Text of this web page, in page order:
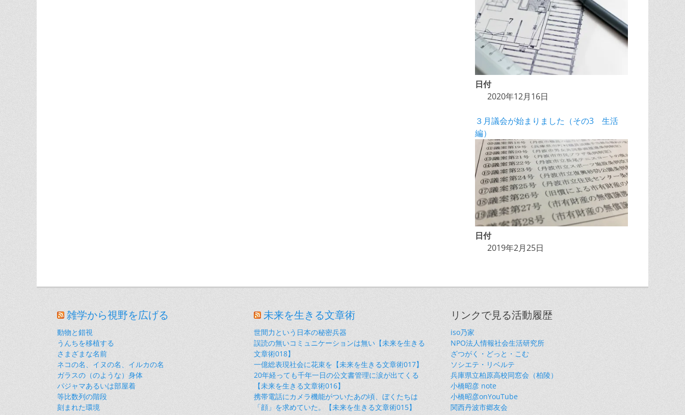
日付
2020年12月16日
３月議会が始まりました（その3 生活
編）
日付
2019年2月25日
雑学から視野を広げる
動物と錯視
うんちを移植する
さまざまな名前
ネコの名、イヌの名、イルカの名
ガラスの（のような）身体
パジャマあるいは部屋着
等比数列の階段
刻まれた環境
未来を生きる文章術
世間力という日本の秘密兵器
誤読の無いコミュニケーションは無い【未来を生きる
文章術018】
一億総表現社会に花束を【未来を生きる文章術017】
20年経っても千年一日の公文書管理に涙が出てくる
【未来を生きる文章術016】
携帯電話にカメラ機能がついたあの頃、ぼくたちは
「顔」を求めていた。【未来を生きる文章術015】
リンクで見る活動履歴
iso乃家
NPO法人情報社会生活研究所
ざつがく・どっと・こむ
ソシエテ・リベルテ
兵庫県立柏原高校同窓会（柏陵）
小橋昭彦 note
小橋昭彦onYouTube
関西丹波市郷友会